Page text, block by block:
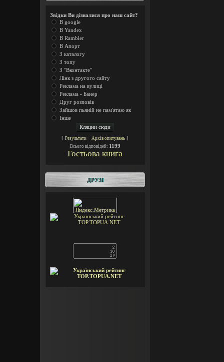
Звідки Ви дізналися про наш сайт?
В google
В Yandex
В Rambler
В Апорт
З каталогу
З топу
З "Вконтакте"
Лінк з другого сайту
Реклама на вулиці
Реклама - Банер
Друг розповів
Зайшов пьяній не пам'ятаю як
Інше
[ Результати · Архів опитувань ]
Всього відповідей: 1199
Гостьова книга
ДРУЗІ